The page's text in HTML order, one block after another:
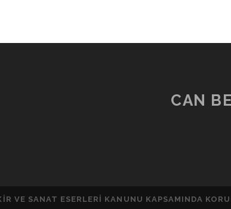
CAN
VE SANAT ESERLERI KANUNU KAPSAMINDA